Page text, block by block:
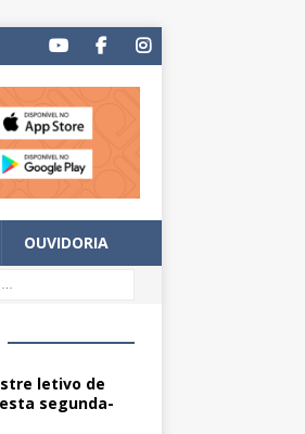
OUVIDORIA
letivo de
segunda-